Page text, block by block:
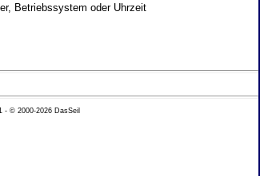
Betriebssystem oder Uhrzeit
verwendet werden.
haben au�erdem ein
- © 2000-2026 DasSeil